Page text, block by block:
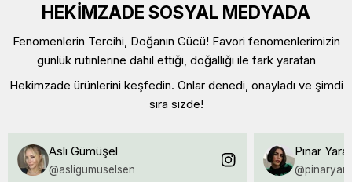
HEKİMZADE SOSYAL MEDYADA
Fenomenlerin Tercihi, Doğanın Gücü! Favori fenomenlerimizin
günlük rutinlerine dahil ettiği, doğallığı ile fark yaratan
Hekimzade ürünlerini keşfedin. Onlar denedi, onayladı ve şimdi
sıra sizde!
Aslı Gümüşel
@asligumuselsen
Pınar